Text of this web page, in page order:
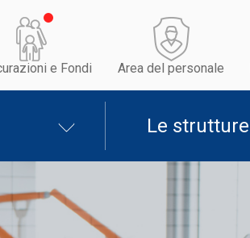
e Fondi Area del personale
Le strutture